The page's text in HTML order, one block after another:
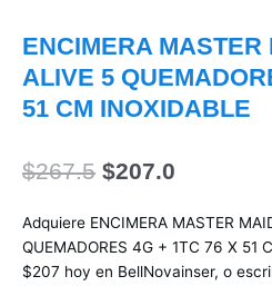
ENCIMERA MASTER
ALIVE 5
51 CM INOXIDABLE
$267.5 El
original
era:
$267.5.
$207.0
actual
es:
$207.0.
Adquiere ENCIMERA MASTER
QUEMADORES 4G + 1TC 76 X 51
$207 hoy en BellNovainser, o